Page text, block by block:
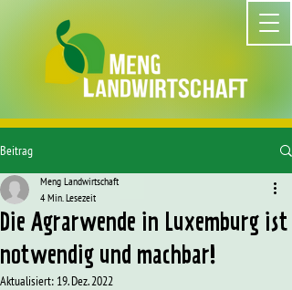
Beitrag
Die Agrarwende in Luxemburg ist
notwendig und machbar!
Meng Landwirtschaft
4 Min. Lesezeit
Aktualisiert: 19. Dez. 2022